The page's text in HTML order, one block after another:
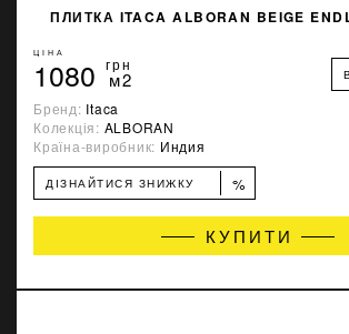
ПЛИТКА ITACA ALBORAN BEIGE
ЦІНА
1080 грн
м2
Бренд: Itaca
Колекція: ALBORAN
Країна-виробник: Индия
ДІЗНАЙТИСЯ ЗНИЖКУ %
КУПИТИ